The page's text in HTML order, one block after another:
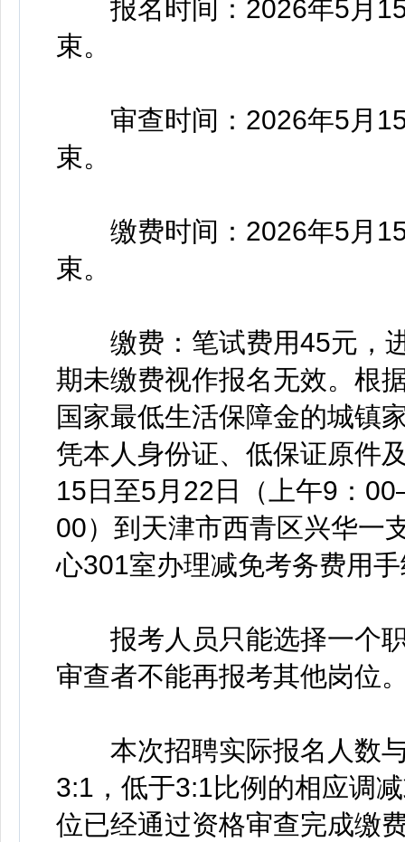
报名时间：2026年5月15
束。
审查时间：2026年5月15
束。
缴费时间：2026年5月15
束。
缴费：笔试费用45元，进
期未缴费视作报名无效。根
国家最低生活保障金的城镇
凭本人身份证、低保证原件
15日至5月22日（上午9：
00）到天津市西青区兴华一
心301室办理减免考务费用
报考人员只能选择一个职
审查者不能再报考其他岗位
本次招聘实际报名人数与
3:1，低于3:1比例的相应调
位已经通过资格审查完成缴